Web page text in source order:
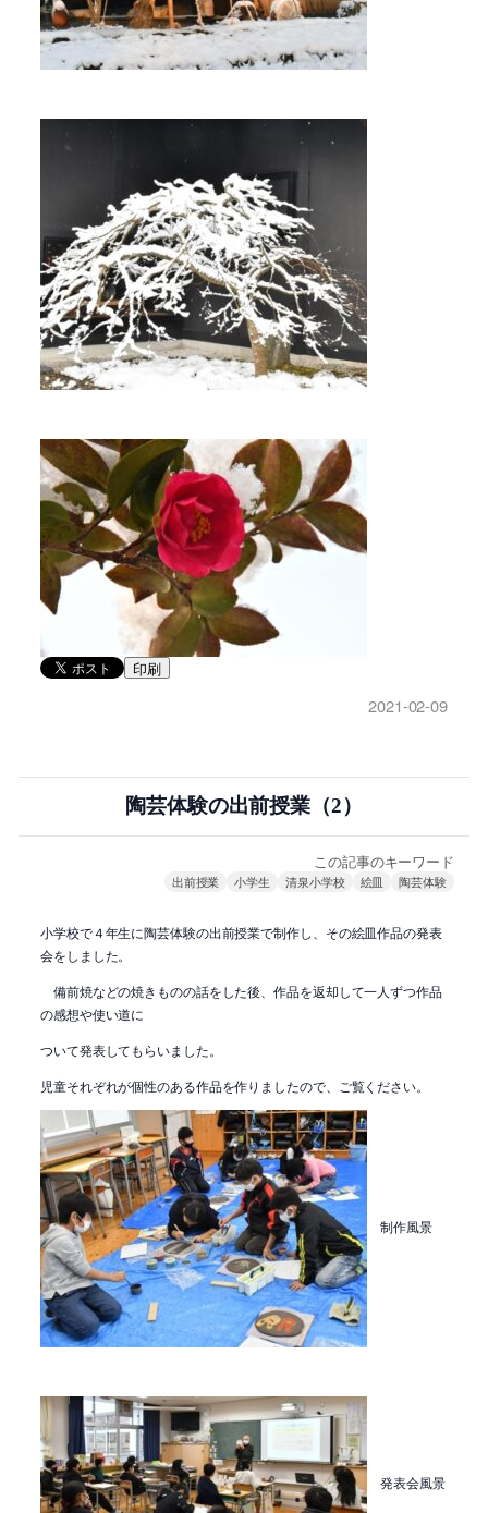
印刷
2021-02-09
陶芸体験の出前授業（2）
この記事のキーワード
出前授業 小学生 清泉小学校 絵皿 陶芸体験
小学校で４年生に陶芸体験の出前授業で制作し、その絵皿作品の発表
会をしました。
備前焼などの焼きものの話をした後、作品を返却して一人ずつ作品
の感想や使い道に
ついて発表してもらいました。
児童それぞれが個性のある作品を作りましたので、ご覧ください。
制作風景
発表会風景